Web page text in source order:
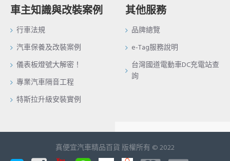
車主知識與改裝案例
行車法規
汽車保養及改裝案例
儀表板燈號大解密！
專業汽車隔音工程
特斯拉升級安裝實例
其他服務
品牌總覽
e-Tag服務說明
台灣國道電動車DC充電站查
詢
真便宜汽車精品百貨 版權所有 © 2022